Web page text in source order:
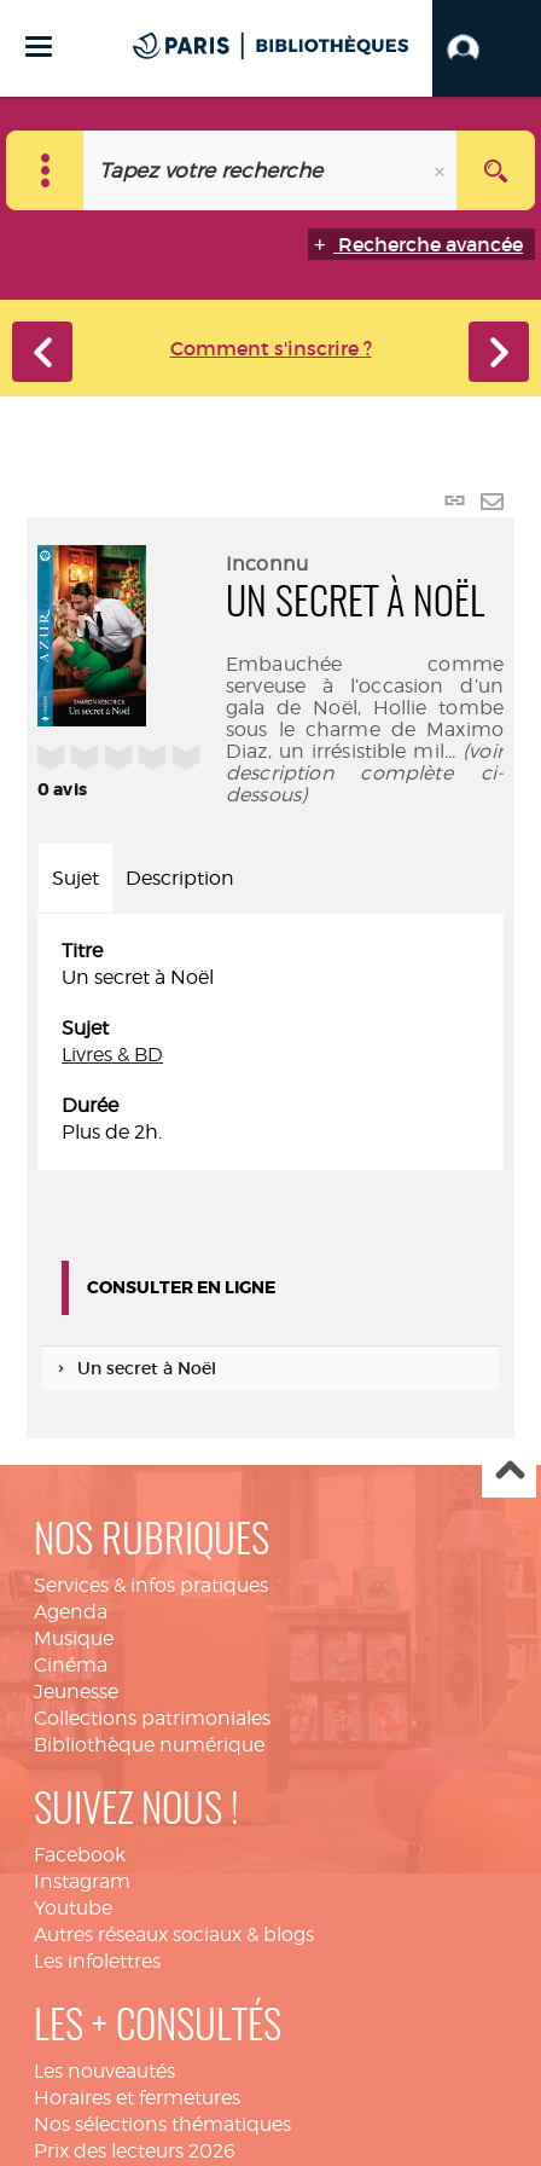
Recherche avancée
Comment s'inscrire ?
Lien
0avis
Inconnu
UN SECRET À NOËL
Embauchée comme
serveuse à l’occasion d’un
gala de Noël, Hollie tombe
sous le charme de Maximo
Diaz, un irrésistible mil... (voir
description complète ci-
dessous)
Sujet Description
Titre
Un secret à Noël
Sujet
Livres & BD
Durée
Plus de 2h.
CONSULTER EN LIGNE
Un secret à Noël
NOS RUBRIQUES
Services & infos pratiques
Agenda
Musique
Cinéma
Jeunesse
Collections patrimoniales
Bibliothèque numérique
SUIVEZ NOUS !
Facebook
Instagram
Youtube
Autres réseaux sociaux & blogs
Les infolettres
LES + CONSULTÉS
Les nouveautés
Horaires et fermetures
Nos sélections thématiques
Prix des lecteurs 2026